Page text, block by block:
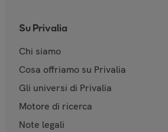
Su Privalia
Chi siamo
Cosa offriamo su Privalia
Gli universi di Privalia
Motore di ricerca
Note legali